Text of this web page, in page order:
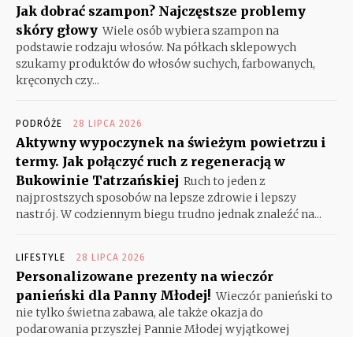
Jak dobrać szampon? Najczęstsze problemy
skóry głowy Wiele osób wybiera szampon na
podstawie rodzaju włosów. Na półkach sklepowych
szukamy produktów do włosów suchych, farbowanych,
kręconych czy...
PODRÓŻE 28 LIPCA 2026
Aktywny wypoczynek na świeżym powietrzu i
termy. Jak połączyć ruch z regeneracją w
Bukowinie Tatrzańskiej Ruch to jeden z
najprostszych sposobów na lepsze zdrowie i lepszy
nastrój. W codziennym biegu trudno jednak znaleźć na...
LIFESTYLE 28 LIPCA 2026
Personalizowane prezenty na wieczór
panieński dla Panny Młodej! Wieczór panieński to
nie tylko świetna zabawa, ale także okazja do
podarowania przyszłej Pannie Młodej wyjątkowej